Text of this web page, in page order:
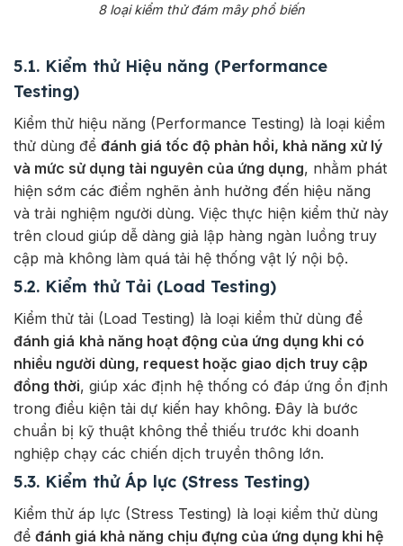
8 loại kiểm thử đám mây phổ biến
5.1. Kiểm thử Hiệu năng (Performance
Testing)
Kiểm thử hiệu năng (Performance Testing) là loại kiểm
thử dùng để đánh giá tốc độ phản hồi, khả năng xử lý
và mức sử dụng tài nguyên của ứng dụng, nhằm phát
hiện sớm các điểm nghẽn ảnh hưởng đến hiệu năng
và trải nghiệm người dùng. Việc thực hiện kiểm thử này
trên cloud giúp dễ dàng giả lập hàng ngàn luồng truy
cập mà không làm quá tải hệ thống vật lý nội bộ.
5.2. Kiểm thử Tải (Load Testing)
Kiểm thử tải (Load Testing) là loại kiểm thử dùng để
đánh giá khả năng hoạt động của ứng dụng khi có
nhiều người dùng, request hoặc giao dịch truy cập
đồng thời, giúp xác định hệ thống có đáp ứng ổn định
trong điều kiện tải dự kiến hay không. Đây là bước
chuẩn bị kỹ thuật không thể thiếu trước khi doanh
nghiệp chạy các chiến dịch truyền thông lớn.
5.3. Kiểm thử Áp lực (Stress Testing)
Kiểm thử áp lực (Stress Testing) là loại kiểm thử dùng
để đánh giá khả năng chịu đựng của ứng dụng khi hệ